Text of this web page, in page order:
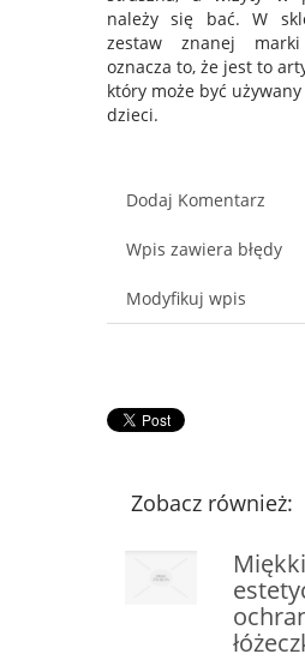
należy się bać. W
zestaw znanej
oznacza to, że jest to
który może być
dzieci.
Dodaj Komentarz
Wpis zawiera błędy
Modyfikuj wpis
Zobacz również: